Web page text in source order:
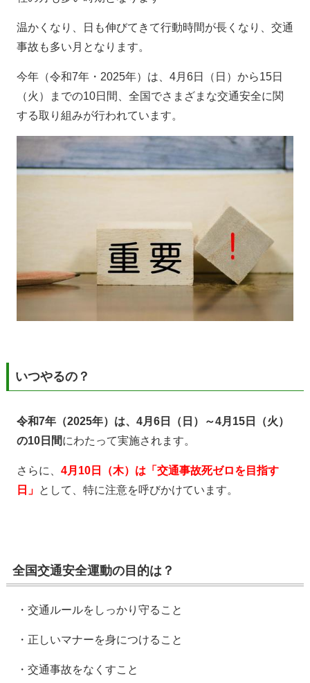
温かくなり、日も伸びてきて行動時間が長くなり、交通
事故も多い月となります。
今年（令和7年・ 2025年）は、 4月 6日（日）から15日
（火）までの10日間、全国でさまざまな交通安全に関
する取り組みが行われています。
いつやるの？
令和7年（2025年）は、4月6日（日）～4月15日（火）
の10日間にわたって実施されます。
さらに、 4月10日（木）は「交通事故死ゼロを目指す
日」 として、特に注意を呼びかけています。
全国交通安全運動の目的は？
・交通ルールをしっかり守ること
・正しいマナーを身につけること
・交通事故をなくすこと